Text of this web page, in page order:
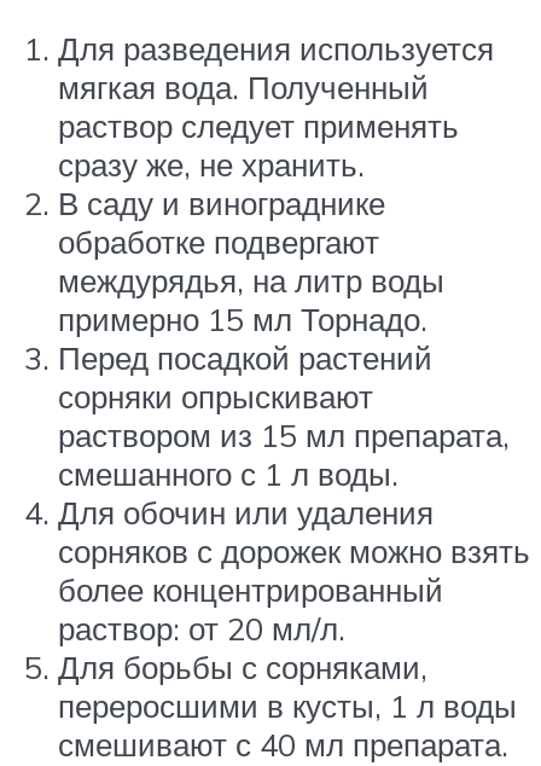
Для разведения используется
мягкая вода. Полученный
раствор следует применять
сразу же, не хранить.
В саду и винограднике
обработке подвергают
междурядья, на литр воды
примерно 15 мл Торнадо.
Перед посадкой растений
сорняки опрыскивают
раствором из 15 мл препарата,
смешанного с 1 л воды.
Для обочин или удаления
сорняков с дорожек можно взять
более концентрированный
раствор: от 20 мл/л.
Для борьбы с сорняками,
переросшими в кусты, 1 л воды
смешивают с 40 мл препарата.